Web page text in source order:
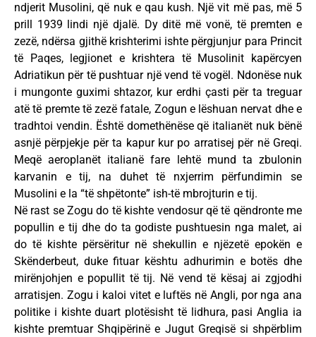
ndjerit Musolini, që nuk e qau kush. Një vit më pas, më 5
prill 1939 lindi një djalë. Dy ditë më vonë, të premten e
zezë, ndërsa gjithë krishterimi ishte përgjunjur para Princit
të Paqes, legjionet e krishtera të Musolinit kapërcyen
Adriatikun për të pushtuar një vend të vogël. Ndonëse nuk
i mungonte guximi shtazor, kur erdhi çasti për ta treguar
atë të premte të zezë fatale, Zogun e lëshuan nervat dhe e
tradhtoi vendin. Është domethënëse që italianët nuk bënë
asnjë përpjekje për ta kapur kur po arratisej për në Greqi.
Meqë aeroplanët italianë fare lehtë mund ta zbulonin
karvanin e tij, na duhet të nxjerrim përfundimin se
Musolini e la “të shpëtonte” ish-të mbrojturin e tij.
Në rast se Zogu do të kishte vendosur që të qëndronte me
popullin e tij dhe do ta godiste pushtuesin nga malet, ai
do të kishte përsëritur në shekullin e njëzetë epokën e
Skënderbeut, duke fituar kështu adhurimin e botës dhe
mirënjohjen e popullit të tij. Në vend të kësaj ai zgjodhi
arratisjen. Zogu i kaloi vitet e luftës në Angli, por nga ana
politike i kishte duart plotësisht të lidhura, pasi Anglia ia
kishte premtuar Shqipërinë e Jugut Greqisë si shpërblim